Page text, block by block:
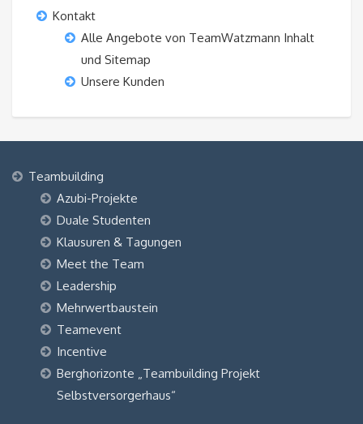
Kontakt
Alle Angebote von TeamWatzmann Inhalt
und Sitemap
Unsere Kunden
Teambuilding
Azubi-Projekte
Duale Studenten
Klausuren & Tagungen
Meet the Team
Leadership
Mehrwertbaustein
Teamevent
Incentive
Berghorizonte „Teambuilding Projekt
Selbstversorgerhaus“